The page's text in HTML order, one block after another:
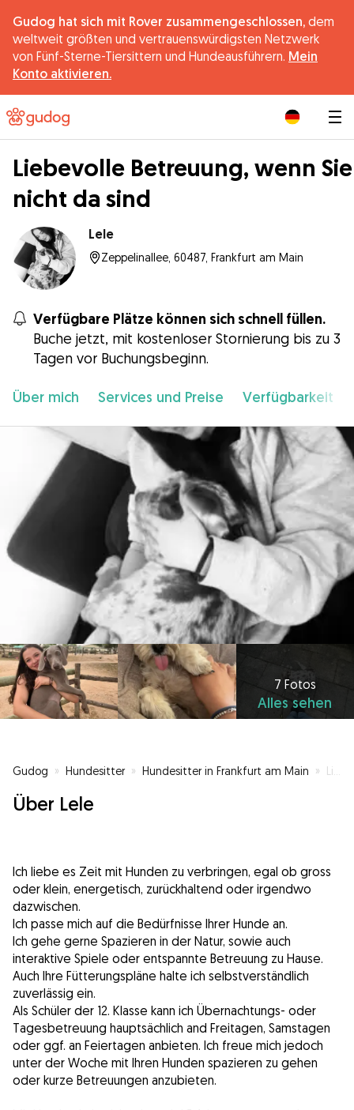
Gudog hat sich mit Rover zusammengeschlossen, dem
weltweit größten und vertrauenswürdigsten Netzwerk
von Fünf-Sterne-Tiersittern und Hundeausführern. Mein
Konto aktivieren.
Liebevolle Betreuung, wenn Sie
nicht da sind
Lele
Zeppelinallee, 60487, Frankfurt am Main
Verfügbare Plätze können sich schnell füllen.
Buche jetzt, mit kostenloser Stornierung bis zu 3
Tagen vor Buchungsbeginn.
Über mich Services und Preise Verfügbarkeit
7 Fotos
Alles sehen
Gudog » Hundesitter » Hundesitter in Frankfurt am Main » Liebevolle Betreuung, wenn Sie nicht da sind
Über Lele
Ich liebe es Zeit mit Hunden zu verbringen, egal ob gross
oder klein, energetisch, zurückhaltend oder irgendwo
dazwischen.
Ich passe mich auf die Bedürfnisse Ihrer Hunde an.
Ich gehe gerne Spazieren in der Natur, sowie auch
interaktive Spiele oder entspannte Betreuung zu Hause.
Auch Ihre Fütterungspläne halte ich selbstverständlich
zuverlässig ein.
Als Schüler der 12. Klasse kann ich Übernachtungs- oder
Tagesbetreuung hauptsächlich and Freitagen, Samstagen
oder ggf. an Feiertagen anbieten. Ich freue mich jedoch
unter der Woche mit Ihren Hunden spazieren zu gehen
oder kurze Betreuungen anzubieten.